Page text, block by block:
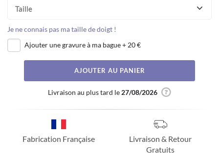
Taille
Je ne connais pas ma taille de doigt !
Ajouter une gravure à ma bague+ 20 €
AJOUTER AU PANIER
Livraison au plus tard le 27/08/2026
Fabrication Française
Livraison & Retour
Gratuits